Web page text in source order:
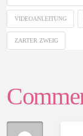
VIDEOANLEITUNG
ZARTER ZWEIG